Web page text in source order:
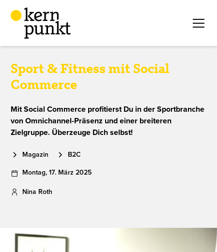
Sport & Fitness mit Social
Commerce
Mit Social Commerce profitierst Du in der Sportbranche
von Omnichannel-Präsenz und einer breiteren
Zielgruppe. Überzeuge Dich selbst!
Magazin
B2C
Montag,17. März 2025
Nina Roth